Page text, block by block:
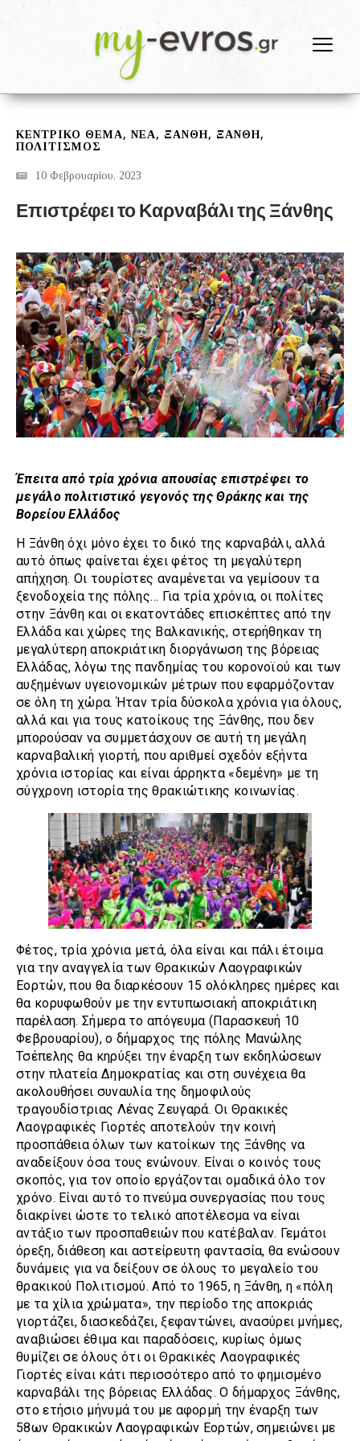
ΚΕΝΤΡΙΚΟ ΘΕΜΑ, ΝΕΑ, ΞΑΝΘΗ, ΞΆΝΘΗ,
ΠΟΛΙΤΙΣΜΟΣ
10 Φεβρουαρίου, 2023
Επιστρέφει το Καρναβάλι της Ξάνθης
Έπειτα από τρία χρόνια απουσίας επιστρέφει το
μεγάλο πολιτιστικό γεγονός της Θράκης και της
Βορείου Ελλάδος
Η Ξάνθη όχι μόνο έχει το δικό της καρναβάλι, αλλά
αυτό όπως φαίνεται έχει φέτος τη μεγαλύτερη
απήχηση. Οι τουρίστες αναμένεται να γεμίσουν τα
ξενοδοχεία της πόλης… Για τρία χρόνια, οι πολίτες
στην Ξάνθη και οι εκατοντάδες επισκέπτες από την
Ελλάδα και χώρες της Βαλκανικής, στερήθηκαν τη
μεγαλύτερη αποκριάτικη διοργάνωση της βόρειας
Ελλάδας, λόγω της πανδημίας του κορονοϊού και των
αυξημένων υγειονομικών μέτρων που εφαρμόζονταν
σε όλη τη χώρα. Ήταν τρία δύσκολα χρόνια για όλους,
αλλά και για τους κατοίκους της Ξάνθης, που δεν
μπορούσαν να συμμετάσχουν σε αυτή τη μεγάλη
καρναβαλική γιορτή, που αριθμεί σχεδόν εξήντα
χρόνια ιστορίας και είναι άρρηκτα «δεμένη» με τη
σύγχρονη ιστορία της θρακιώτικης κοινωνίας.
Φέτος, τρία χρόνια μετά, όλα είναι και πάλι έτοιμα
για την αναγγελία των Θρακικών Λαογραφικών
Εορτών, που θα διαρκέσουν 15 ολόκληρες ημέρες και
θα κορυφωθούν με την εντυπωσιακή αποκριάτικη
παρέλαση. Σήμερα το απόγευμα (Παρασκευή 10
Φεβρουαρίου), ο δήμαρχος της πόλης Μανώλης
Τσέπελης θα κηρύξει την έναρξη των εκδηλώσεων
στην πλατεία Δημοκρατίας και στη συνέχεια θα
ακολουθήσει συναυλία της δημοφιλούς
τραγουδίστριας Λένας Ζευγαρά. Οι Θρακικές
Λαογραφικές Γιορτές αποτελούν την κοινή
προσπάθεια όλων των κατοίκων της Ξάνθης να
αναδείξουν όσα τους ενώνουν. Είναι ο κοινός τους
σκοπός, για τον οποίο εργάζονται ομαδικά όλο τον
χρόνο. Είναι αυτό το πνεύμα συνεργασίας που τους
διακρίνει ώστε το τελικό αποτέλεσμα να είναι
αντάξιο των προσπαθειών που κατέβαλαν. Γεμάτοι
όρεξη, διάθεση και αστείρευτη φαντασία, θα ενώσουν
δυνάμεις για να δείξουν σε όλους το μεγαλείο του
θρακικού Πολιτισμού. Από το 1965, η Ξάνθη, η «πόλη
με τα χίλια χρώματα», την περίοδο της αποκριάς
γιορτάζει, διασκεδάζει, ξεφαντώνει, ανασύρει μνήμες,
αναβιώσει έθιμα και παραδόσεις, κυρίως όμως
θυμίζει σε όλους ότι οι Θρακικές Λαογραφικές
Γιορτές είναι κάτι περισσότερο από το φημισμένο
καρναβάλι της βόρειας Ελλάδας. Ο δήμαρχος Ξάνθης,
στο ετήσιο μήνυμά του με αφορμή την έναρξη των
58ων Θρακικών Λαογραφικών Εορτών, σημειώνει με